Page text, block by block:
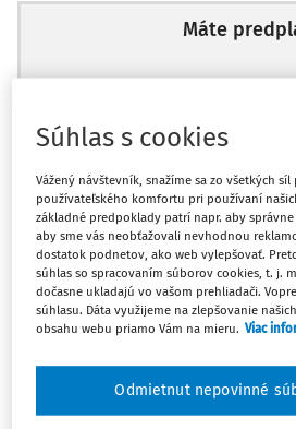
Máte
Ups, zatiaľ ste si
začiatok...
Celý odborný obsah z
dostupný
obsahu a získajte
zdarma, stačí sa len
Súhlas s cookies
Vážený návštevník, snažíme sa zo všetkých
používateľského komfortu pri používaní
základné predpoklady patrí napr. aby
aby sme vás neobťažovali nevhodnou
dostatok podnetov, ako web vylepšovať.
súhlas so spracovaním súborov cookies, t. j.
dočasne ukladajú vo vašom prehliadači.
súhlasu. Dáta využijeme na zlepšovanie
obsahu webu priamo Vám na mieru. Viac
Odmietnut nepovinné